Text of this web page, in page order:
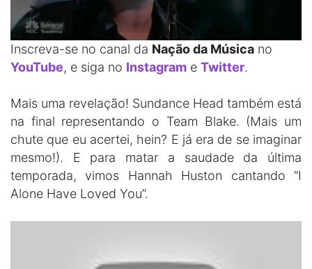
Inscreva-se no canal da Nação da Música no
YouTube, e siga no Instagram e Twitter.
Mais uma revelação! Sundance Head também está
na final representando o Team Blake. (Mais um
chute que eu acertei, hein? E já era de se imaginar
mesmo!). E para matar a saudade da última
temporada, vimos Hannah Huston cantando “I
Alone Have Loved You”.